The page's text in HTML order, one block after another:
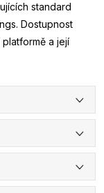
standard
Dostupnost
a její